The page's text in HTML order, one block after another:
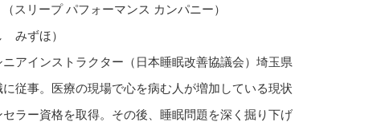
スリープ パフォーマンス カンパニー）
みずほ）
アインストラクター（日本睡眠改善協議会）埼玉県
従事。医療の現場で心を病む人が増加している現状
ラー資格を取得。その後、睡眠問題を深く掘り下げ